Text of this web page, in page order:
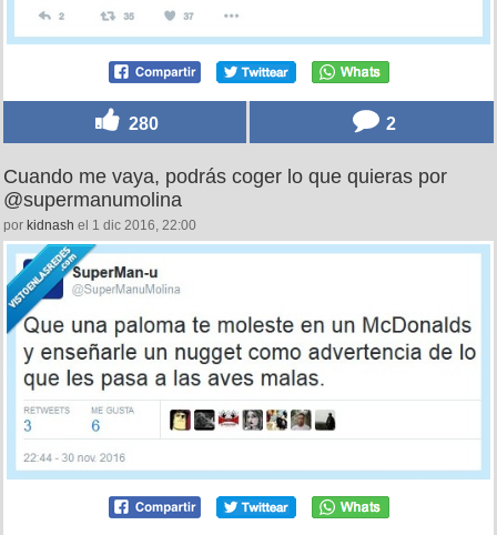
280 2
Cuando me vaya, podrás coger lo que quieras por
@supermanumolina
por kidnash el 1 dic 2016, 22:00